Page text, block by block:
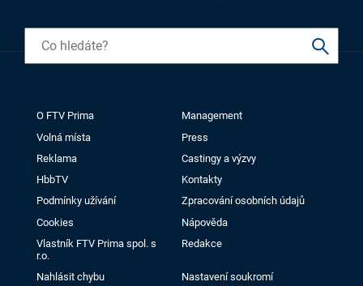
O FTV Prima
Management
Volná místa
Press
Reklama
Castingy a výzvy
HbbTV
Kontakty
Podmínky užívání
Zpracování osobních údajů
Cookies
Nápověda
Vlastník FTV Prima spol. s
r.o.
Redakce
Nahlásit chybu Nastavení soukromí